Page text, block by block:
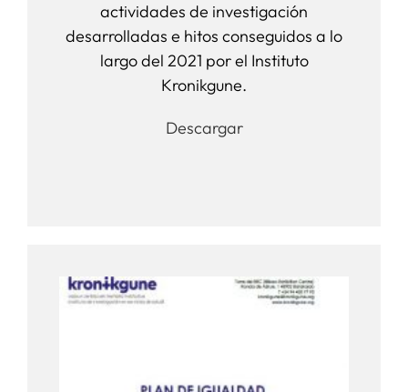
actividades de investigación
desarrolladas e hitos conseguidos a lo
largo del 2021 por el Instituto
Kronikgune.
Descargar